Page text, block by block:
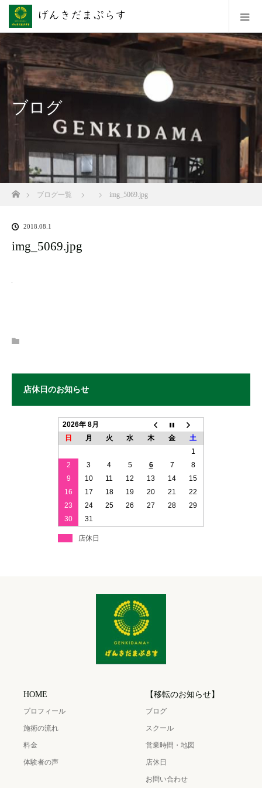
ブログ
ホームブログ一覧 img_5069.jpg
2018.08.1
img_5069.jpg
店休日のお知らせ
2026年 8月
日
月 火 水 木 金
土
1
2
3 4 5 6 7
8
9
10 11 12 13 14
15
16
17 18 19 20 21
22
23
24 25 26 27 28
29
30
31
店休日
HOME
プロフィール
施術の流れ
料金
体験者の声
【移転のお知らせ】
ブログ
スクール
営業時間・地図
店休日
お問い合わせ